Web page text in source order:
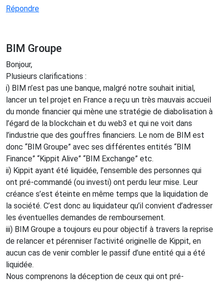
Répondre
BIM Groupe
Bonjour,
Plusieurs clarifications :
i) BIM n’est pas une banque, malgré notre souhait initial,
lancer un tel projet en France a reçu un très mauvais accueil
du monde financier qui mène une stratégie de diabolisation à
l’égard de la blockchain et du web3 et qui ne voit dans
l’industrie que des gouffres financiers. Le nom de BIM est
donc “BIM Groupe” avec ses différentes entités “BIM
Finance” “Kippit Alive” “BIM Exchange” etc.
ii) Kippit ayant été liquidée, l’ensemble des personnes qui
ont pré-commandé (ou investi) ont perdu leur mise. Leur
créance s’est éteinte en même temps que la liquidation de
la société. C’est donc au liquidateur qu’il convient d’adresser
les éventuelles demandes de remboursement.
iii) BIM Groupe a toujours eu pour objectif à travers la reprise
de relancer et pérenniser l’activité originelle de Kippit, en
aucun cas de venir combler le passif d’une entité qui a été
liquidée.
Nous comprenons la déception de ceux qui ont pré-